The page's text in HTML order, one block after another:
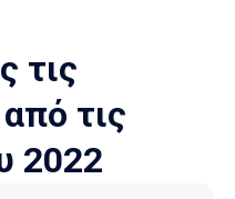
τις
τις
2022